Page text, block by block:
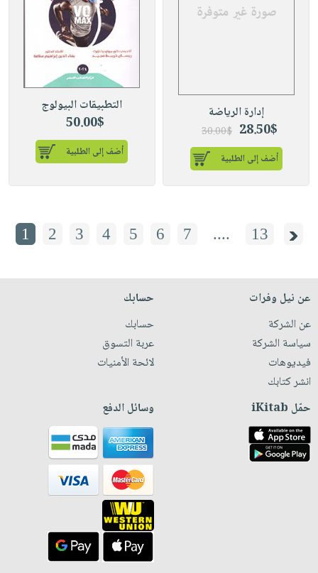
إدارة الرياضة
28.50$
30.00$
أضف إلى الطلبية
التطبيقات البيولوج
50.00$
أضف إلى الطلبية
1 2 3 4 5 6 7 .... 13
عن نيل وفرات
عن الشركة
سياسة الشركة
فيديوهات
انشر كتابك
حسابك
حسابك
عربة التسوق
لائحة الأمنيات
حمّل iKitab وسائل الدفع